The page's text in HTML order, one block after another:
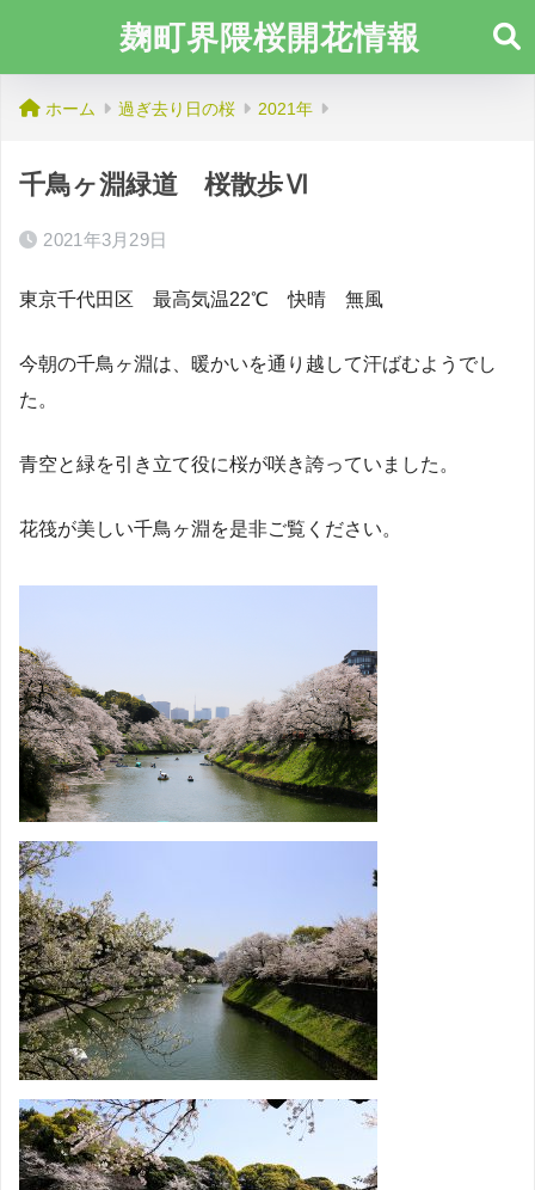
麹町界隈桜開花情報
ホーム 過ぎ去り日の桜 2021年
千鳥ヶ淵緑道 桜散歩Ⅵ
2021年3月29日
東京千代田区 最高気温22℃ 快晴 無風
今朝の千鳥ヶ淵は、暖かいを通り越して汗ばむようでし
た。
青空と緑を引き立て役に桜が咲き誇っていました。
花筏が美しい千鳥ヶ淵を是非ご覧ください。